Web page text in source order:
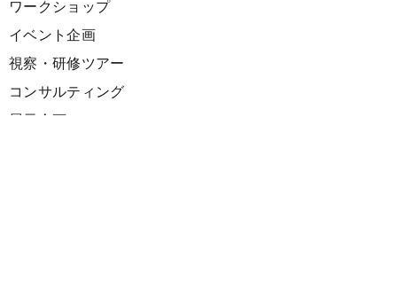
ワークショップ
イベント企画
視察・研修ツアー
コンサルティング